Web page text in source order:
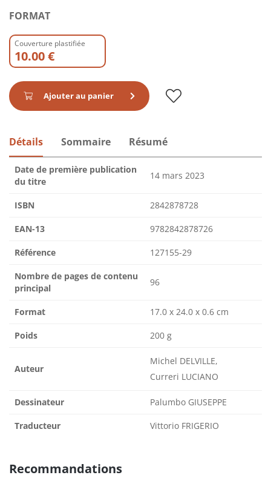
FORMAT
Couverture plastifiée
10.00 €
Ajouter au panier
Détails Sommaire Résumé
Date de première publication
du titre
14 mars 2023
ISBN 2842878728
EAN-13 9782842878726
Référence 127155-29
Nombre de pages de contenu
principal
96
Format 17.0 x 24.0 x 0.6 cm
Poids 200 g
Auteur
Michel DELVILLE,
Curreri LUCIANO
Dessinateur Palumbo GIUSEPPE
Traducteur Vittorio FRIGERIO
Recommandations